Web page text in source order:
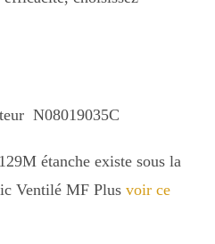
N08019035C
étanche existe sous la
Ventilé MF Plusvoir ce